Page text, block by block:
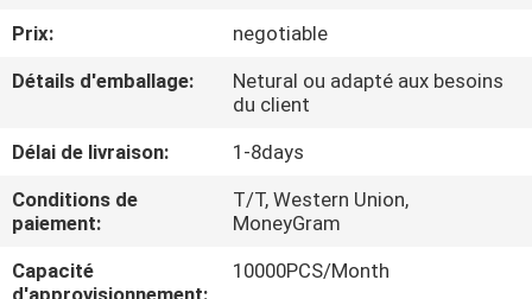
VISITE
DE
CONTRÔLE
DE
QUALITÉ
Prix:
negotiable
Détails d'emballage:
Netural ou adapté aux besoins
du client
Délai de livraison:
1-8days
Conditions de
paiement:
T/T, Western Union,
MoneyGram
Capacité
10000PCS/Month